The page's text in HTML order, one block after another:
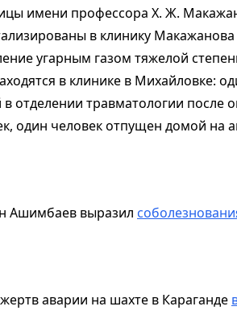
имени профессора Х. Ж.
в клинику
угарным газом тяжелой
в клинике в Михайловке:
в отделении травматологии после
один человек отпущен домой на
Ашимбаев выразил
аварии на шахте в Караганде